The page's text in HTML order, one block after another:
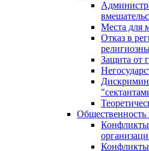
Места для
Отказ в
Защита от
Конфликты
Конфликты